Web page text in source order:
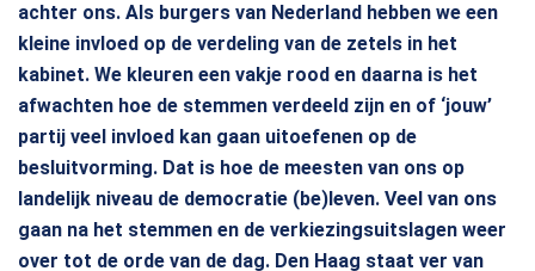
achter ons. Als burgers van Nederland hebben we een
kleine invloed op de verdeling van de zetels in het
kabinet. We kleuren een vakje rood en daarna is het
afwachten hoe de stemmen verdeeld zijn en of ‘jouw’
partij veel invloed kan gaan uitoefenen op de
besluitvorming. Dat is hoe de meesten van ons op
landelijk niveau de democratie (be)leven. Veel van ons
gaan na het stemmen en de verkiezingsuitslagen weer
over tot de orde van de dag. Den Haag staat ver van